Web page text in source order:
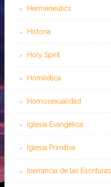
Hermeneutics
Historia
Holy Spirit
Homilética
Homosexualidad
Iglesia Evangélica
Iglesia Primitiva
Inerrancia de las Escrituras